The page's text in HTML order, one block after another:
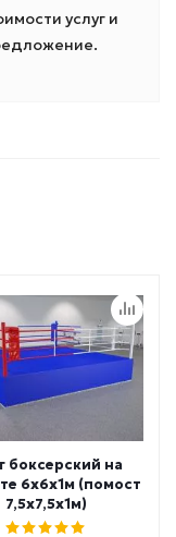
услуг и
боксерский на
6х6х1м (помост
7,5х7,5х1м)